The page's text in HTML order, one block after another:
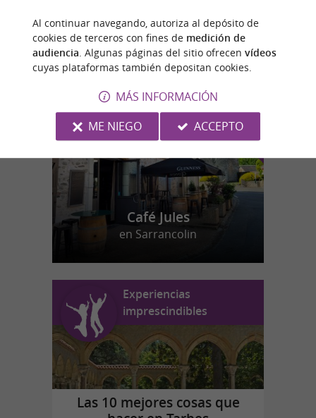
n
u
e
s
t
r
o
f
a
v
o
r
i
t
o
Café Jules
en Sarrancolin
Experiencias
imprescindibles
Las 10 mejores cosas que
Al continuar navegando, autoriza al depósito de
cookies de terceros con fines de medición de
audiencia . Algunas páginas del sitio ofrecen vídeos
cuyas plataformas también depositan cookies.
MÁS INFORMACIÓN
ME NIEGO
ACCEPTO